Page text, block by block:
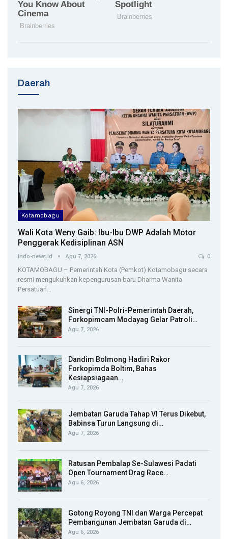
Daerah
Kotamobagu
Wali Kota Weny Gaib: Ibu-Ibu DWP Adalah Motor
Penggerak Kedisiplinan ASN
Indo-news.id Agu 7, 2026 0
KOTAMOBAGU – Pemerintah Kota (Pemkot) Kotamobagu secara
resmi mengukuhkan kepengurusan baru Dharma Wanita
Persatuan…
Sinergi TNI-Polri-Pemerintah Daerah,
Forkopimcam Modayag Gelar Patroli…
Agu 7, 2026
Dandim Bolmong Hadiri Rakor
Forkopimda Boltim, Bahas
Kesiapsiagaan…
Agu 7, 2026
Jembatan Garuda Tahap VI Terus Dikebut,
Babinsa Turun Langsung di…
Agu 7, 2026
Ratusan Pembalap Se-Sulawesi Padati
Open Tournament Drag Race…
Agu 6, 2026
Gotong Royong TNI dan Warga Percepat
Pembangunan Jembatan Garuda di…
Agu 6, 2026